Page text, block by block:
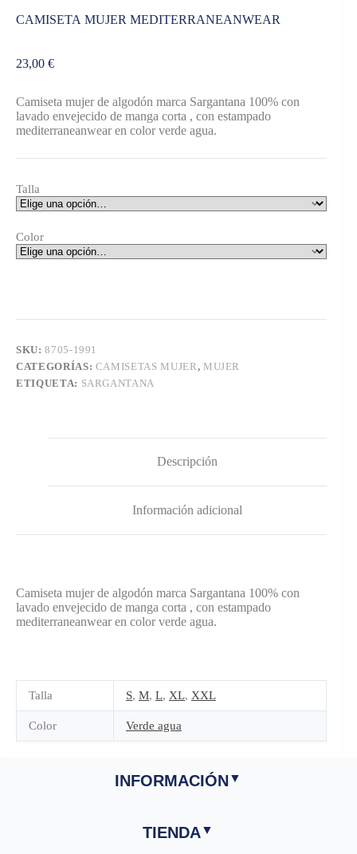
CAMISETA MUJER MEDITERRANEANWEAR
23,00 €
Camiseta mujer de algodón marca Sargantana 100% con
lavado envejecido de manga corta , con estampado
mediterraneanwear en color verde agua.
Talla
Color
SKU:8705-1991
CATEGORÍAS: CAMISETAS MUJER , MUJER
ETIQUETA: SARGANTANA
Descripción
Información adicional
Camiseta mujer de algodón marca Sargantana 100% con
lavado envejecido de manga corta , con estampado
mediterraneanwear en color verde agua.
Talla S, M, L, XL, XXL
Color Verde agua
INFORMACIÓN
TIENDA